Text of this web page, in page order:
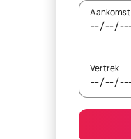
Aankomst
Vertrek